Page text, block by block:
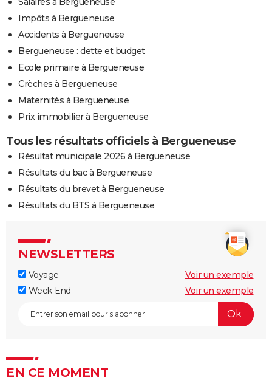
Impôts à Bergueneuse
Accidents à Bergueneuse
Bergueneuse : dette et budget
Ecole primaire à Bergueneuse
Crèches à Bergueneuse
Maternités à Bergueneuse
Prix immobilier à Bergueneuse
Tous les résultats officiels à Bergueneuse
Résultat municipale 2026 à Bergueneuse
Résultats du bac à Bergueneuse
Résultats du brevet à Bergueneuse
Résultats du BTS à Bergueneuse
NEWSLETTERS
Voyage
Voir un exemple
Week-End
Voir un exemple
EN CE MOMENT